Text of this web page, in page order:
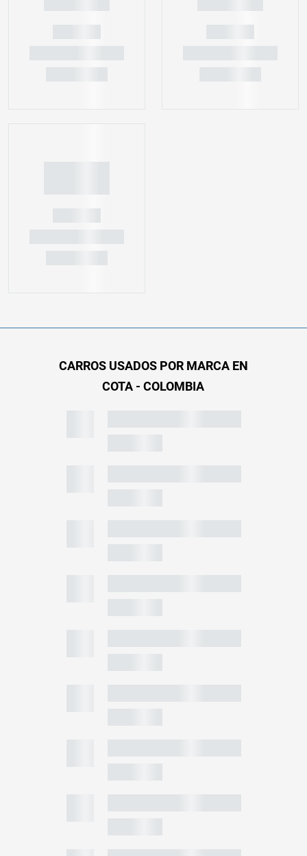
CARROS USADOS POR MARCA EN
COTA - COLOMBIA